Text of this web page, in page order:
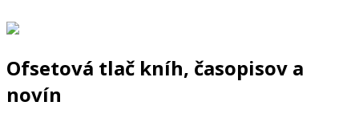
Ofsetová tlač kníh, časopisov a
novín